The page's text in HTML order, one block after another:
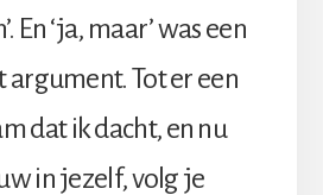
En ‘ja, maar’ was een
Tot er een
dat ik dacht, en nu
in jezelf, volg je